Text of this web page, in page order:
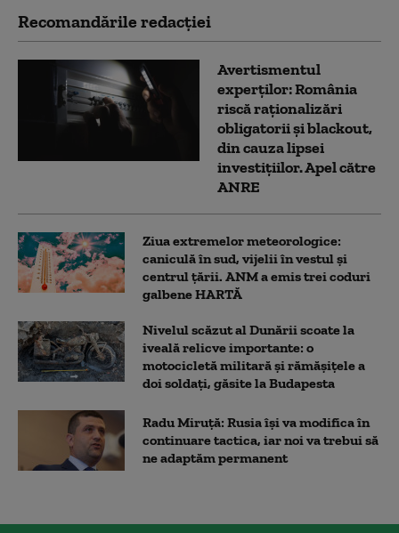
Recomandările redacţiei
Avertismentul
experților: România
riscă raționalizări
obligatorii și blackout,
din cauza lipsei
investițiilor. Apel către
ANRE
Ziua extremelor meteorologice:
caniculă în sud, vijelii în vestul și
centrul țării. ANM a emis trei coduri
galbene HARTĂ
Nivelul scăzut al Dunării scoate la
iveală relicve importante: o
motocicletă militară și rămășițele a
doi soldați, găsite la Budapesta
Radu Miruță: Rusia își va modifica în
continuare tactica, iar noi va trebui să
ne adaptăm permanent